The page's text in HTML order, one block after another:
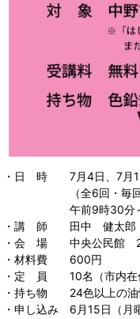
・日 時 7月4日、7月11
（全6回・毎回土
午前9時30分～午
・講 師 田中 健太郎
・会 場 中央公民館
・材料費 600円
・定 員 10名（市内在住
・持ち物 24色以上の油
・申し込み 6月15日（月